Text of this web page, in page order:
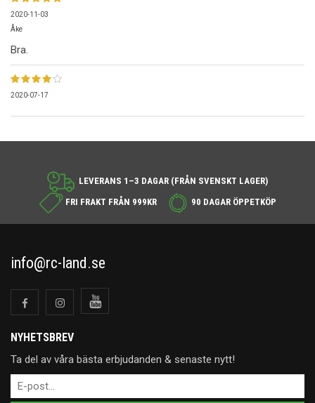
2020-11-03
Åke
Bra.
2020-07-17
LEVERANS 1–3 DAGAR (FRÅN SVENSKT LAGER)
FRI FRAKT FRÅN 999KR
90 DAGAR ÖPPETKÖP
info@rc-land.se
NYHETSBREV
Ta del av våra bästa erbjudanden & senaste nytt!